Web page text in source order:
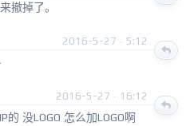
撤掉了。
2016-5-27 · 5:12
2016-5-27 · 16:12
的 没LOGO 怎么加LOGO啊